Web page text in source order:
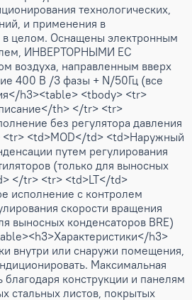
технологических,
и применения в
в целом. Оснащены электронным
ИНВЕРТОРНЫМИ ЕС
воздуха, направленным вверх
400 В /3 фазы + N/50Гц (все
h3><table> <tbody> <tr>
th> </tr> <tr>
без регулятора давления
<td>MOD</td> <td>Наружный
путем регулирования
(только для выносных
</tr> <tr> <td>LT</td>
исполнение с контролем
скорости вращения
выносных конденсаторов BRE)
h3>
внутри или снаружи помещения,
Максимальная
благодаря конструкции и панелям
стальных листов, покрытых